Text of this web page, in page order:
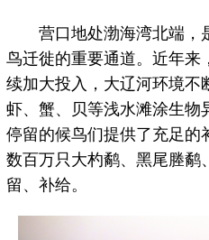
营口地处渤海湾北端，
鸟迁徙的重要通道。近年来
续加大投入，大辽河环境不
虾、蟹、贝等浅水滩涂生物
停留的候鸟们提供了充足的
数百万只大杓鹬、黑尾塍鹬
留、补给。